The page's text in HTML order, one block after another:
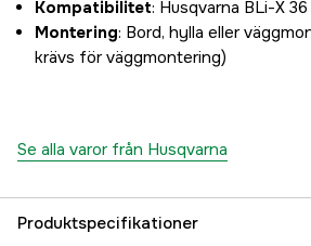
Kompatibilitet: Husqvarna BLi-X
Montering: Bord, hylla eller
krävs för väggmontering)
Se alla varor från Husqvarna
Produktspecifikationer